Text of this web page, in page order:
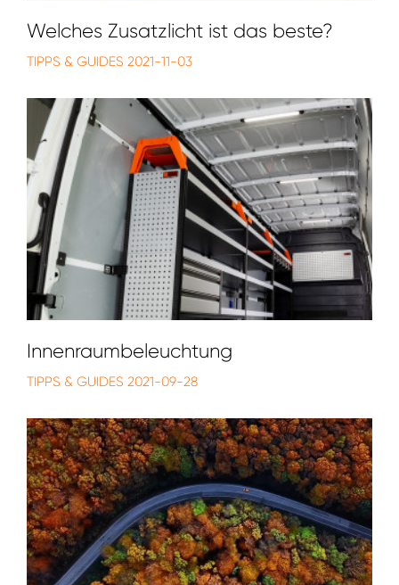
Welches Zusatzlicht ist das beste?
TIPPS & GUIDES 2021-11-03
Innenraumbeleuchtung
TIPPS & GUIDES 2021-09-28